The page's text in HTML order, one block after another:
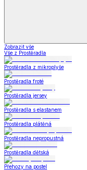
Zobrazit vše
Vše z Prostěradla
Prostěradla z mikroplyše
Prostěradla froté
Prostěradla jersey
Prostěradla s elastanem
Prostěradla plátěná
Prostěradla nepropustná
Prostěradla dětská
Přehozy na postel